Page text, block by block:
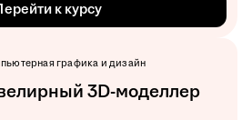
к курсу
графика и дизайн
3D-моделлер